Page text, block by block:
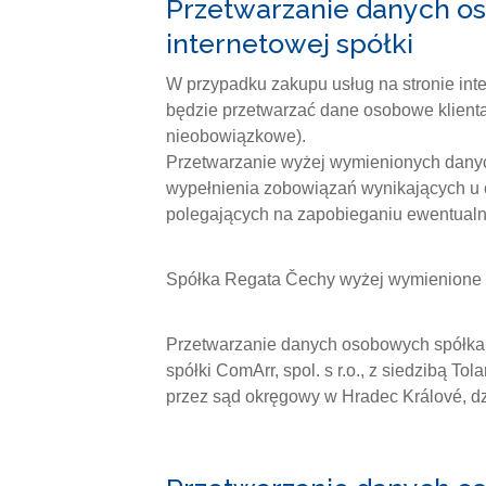
Przetwarzanie danych
internetowej spółki
W przypadku zakupu usług na stronie
będzie przetwarzać dane osobowe
nieobowiązkowe).
Przetwarzanie wyżej wymienionych
wypełnienia zobowiązań wynikających
polegających na zapobieganiu
Spółka Regata Čechy wyżej
Przetwarzanie danych osobowych
spółki ComArr, spol. s r.o., z siedzibą
przez sąd okręgowy w Hradec Králové,